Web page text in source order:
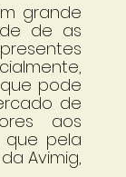
grande
de as
pode
de
aos
que pela
Avimig,